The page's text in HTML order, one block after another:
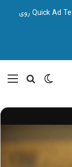
🎯 قبل از شروع کمپین، تصمیم درست بگیر! با Quick Ad Test روی
تغییر پوسته